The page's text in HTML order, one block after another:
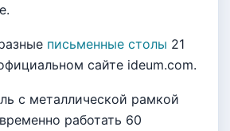
письменные столы 21
сайте ideum.com.
с металлической рамкой
работать 60